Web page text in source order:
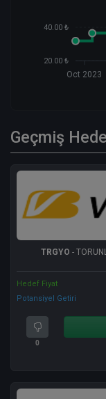
40.00 ₺
20.00 ₺
Oct 2023
Geçmiş
TRGYO -
Hedef Fiyat
Potansiyel Getiri
0